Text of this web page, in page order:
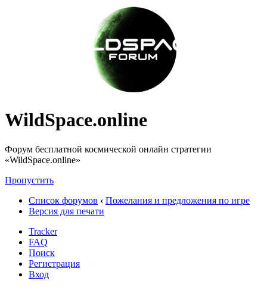
WildSpace.online
Форум бесплатной космической онлайн стратегии
«WildSpace.online»
Пропустить
Список форумов ‹ Пожелания и предложения по игре
Версия для печати
Tracker
FAQ
Поиск
Регистрация
Вход